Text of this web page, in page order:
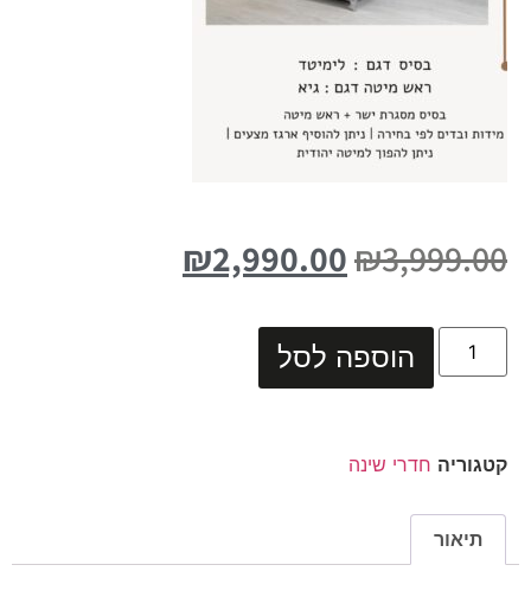
₪3,999.00
₪2,990.00
הוספה לסל
קטגוריה חדרי שינה
תיאור